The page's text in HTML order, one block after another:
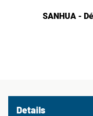
SANHUA -
Details